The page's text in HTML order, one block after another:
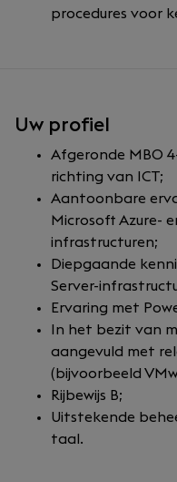
procedures voor
Uw profiel
Afgeronde MBO
richting van ICT;
Aantoonbare
Microsoft Azure-
infrastructuren;
Diepgaande
Server-
Ervaring met
In het bezit van
aangevuld met
(bijvoorbeeld
Rijbewijs B;
Uitstekende
taal.